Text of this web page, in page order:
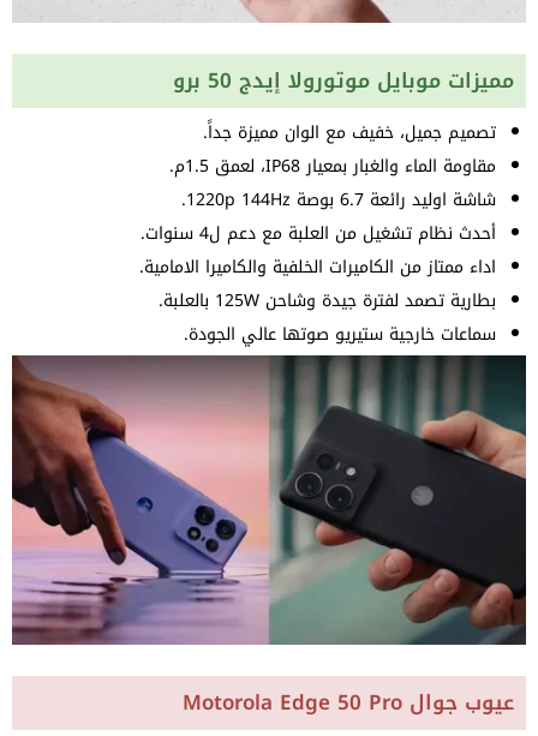
مميزات موبايل موتورولا إيدج 50 برو
تصميم جميل، خفيف مع الوان مميزة جداً.
مقاومة الماء والغبار بمعيار IP68، لعمق 1.5م.
شاشة اوليد رائعة 6.7 بوصة 1220p 144Hz.
أحدث نظام تشغيل من العلبة مع دعم ل4 سنوات.
اداء ممتاز من الكاميرات الخلفية والكاميرا الامامية.
بطارية تصمد لفترة جيدة وشاحن 125W بالعلبة.
سماعات خارجية ستيريو صوتها عالي الجودة.
عيوب جوال Motorola Edge 50 Pro